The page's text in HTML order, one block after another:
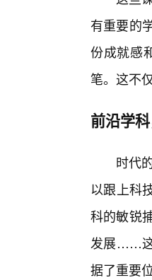
有重要的
份成就感
笔。这不
前沿学
时代
以跟上科
科的敏锐
发展……这
据了重要